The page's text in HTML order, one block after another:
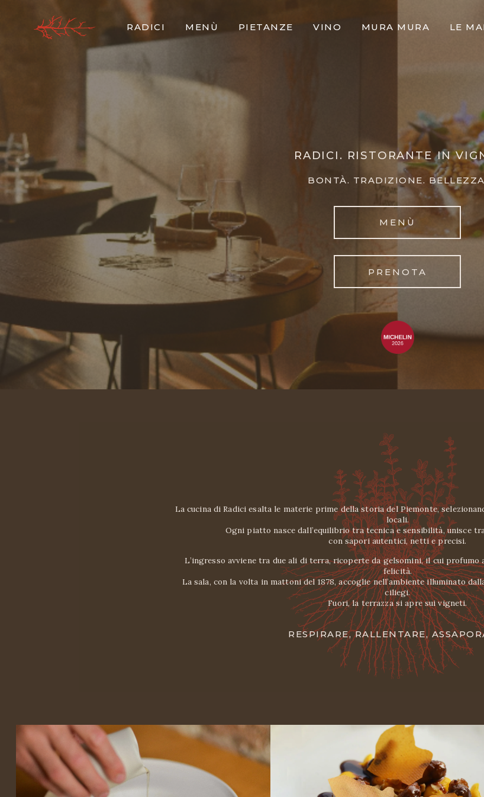
RADICI MENÙ PIETANZE VINO MURA MURA LE
RADICI. RISTORANTE IN
BONTÀ. TRADIZIONE.
MENÙ
PRENOTA
La cucina di Radici esalta le materie prime della storia del Piemonte,
locali.
Ogni piatto nasce dall’equilibrio tra tecnica e sensibilità, unisce
con sapori autentici, netti e precisi.
L’ingresso avviene tra due ali di terra, ricoperte da gelsomini, il cui
felicità.
La sala, con la volta in mattoni del 1878, accoglie nell’ambiente illuminato
ciliegi.
Fuori, la terrazza si apre sui vigneti.
RESPIRARE, RALLENTARE,